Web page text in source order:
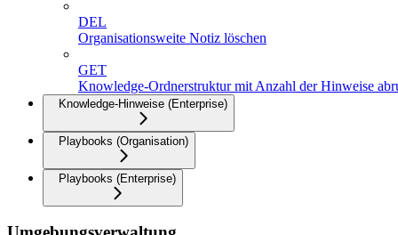
DEL
Organisationsweite Notiz löschen
GET
Knowledge-Ordnerstruktur mit Anzahl der Hinweise
Knowledge-Hinweise (Enterprise)
Playbooks (Organisation)
Playbooks (Enterprise)